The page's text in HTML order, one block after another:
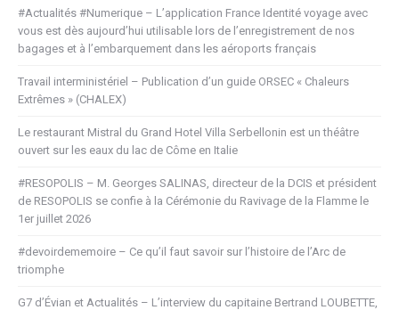
#Actualités #Numerique – L’application France Identité voyage avec
vous est dès aujourd’hui utilisable lors de l’enregistrement de nos
bagages et à l’embarquement dans les aéroports français
Travail interministériel – Publication d’un guide ORSEC « Chaleurs
Extrêmes » (CHALEX)
Le restaurant Mistral du Grand Hotel Villa Serbellonin est un théâtre
ouvert sur les eaux du lac de Côme en Italie
#RESOPOLIS – M. Georges SALINAS, directeur de la DCIS et président
de RESOPOLIS se confie à la Cérémonie du Ravivage de la Flamme le
1er juillet 2026
#devoirdememoire – Ce qu’il faut savoir sur l’histoire de l’Arc de
triomphe
G7 d’Évian et Actualités – L’interview du capitaine Bertrand LOUBETTE,